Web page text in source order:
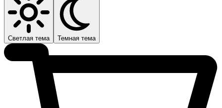
Светлая тема Темная тема